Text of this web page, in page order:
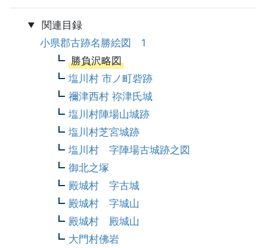
関連目録
小県郡古跡名勝絵図 1
勝負沢略図
塩川村 市ノ町砦跡
禰津西村 祢津氏城
塩川村陣場山城跡
塩川村芝宮城跡
塩川村 字陣場古城跡之図
御北之塚
殿城村 字古城
殿城村 字城山
殿城村 殿城山
大門村佛岩